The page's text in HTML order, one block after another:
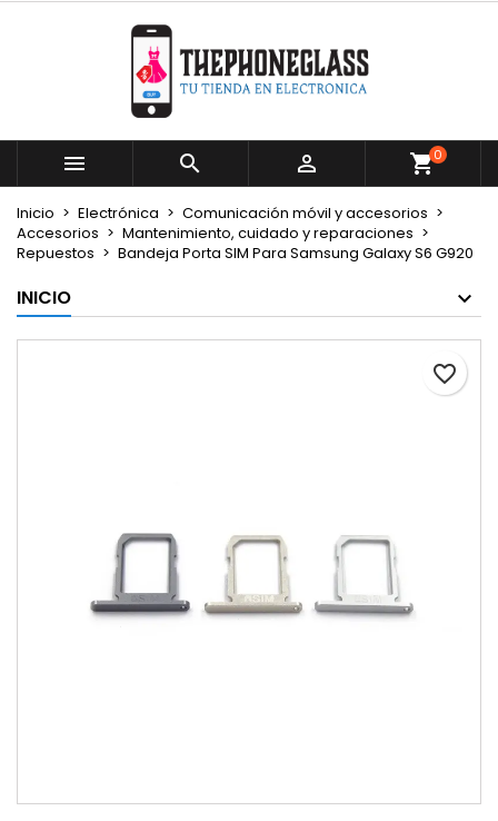
   0
Inicio Electrónica
Comunicación móvil y accesorios
Accesorios
Mantenimiento, cuidado y reparaciones
Repuestos
Bandeja Porta SIM Para Samsung Galaxy S6 G920
INICIO
favorite_border
Mi lista de deseos
Crear nueva lista
Crear lista de deseos
Nombre de la lista de deseos
Cancelar Crear lista de deseos
Iniciar sesión
Debe iniciar sesión para guardar productos en su
lista de deseos.
Cancelar Iniciar sesión